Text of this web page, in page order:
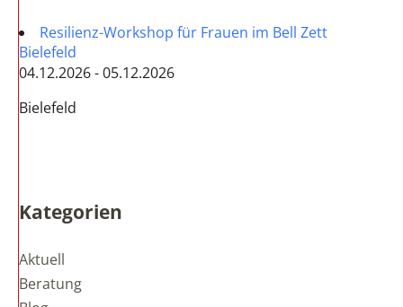
Resilienz-Workshop für Frauen im Bell Zett
Bielefeld
04.12.2026 - 05.12.2026
Bielefeld
Kategorien
Aktuell
Beratung